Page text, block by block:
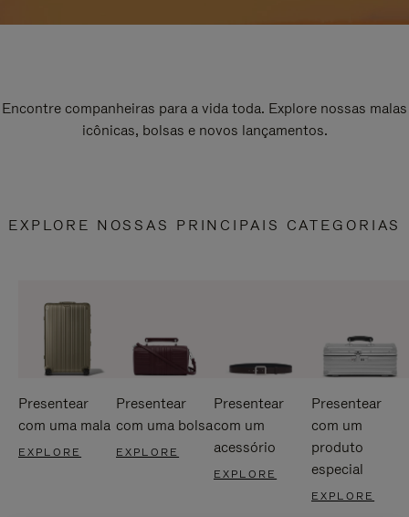
Encontre companheiras para a vida toda. Explore nossas malas
icônicas, bolsas e novos lançamentos.
EXPLORE NOSSAS PRINCIPAIS CATEGORIAS
Presentear
com uma mala
EXPLORE
Presentear
com uma bolsa
EXPLORE
Presentear
com um
acessório
EXPLORE
Presentear
com um
produto
especial
EXPLORE